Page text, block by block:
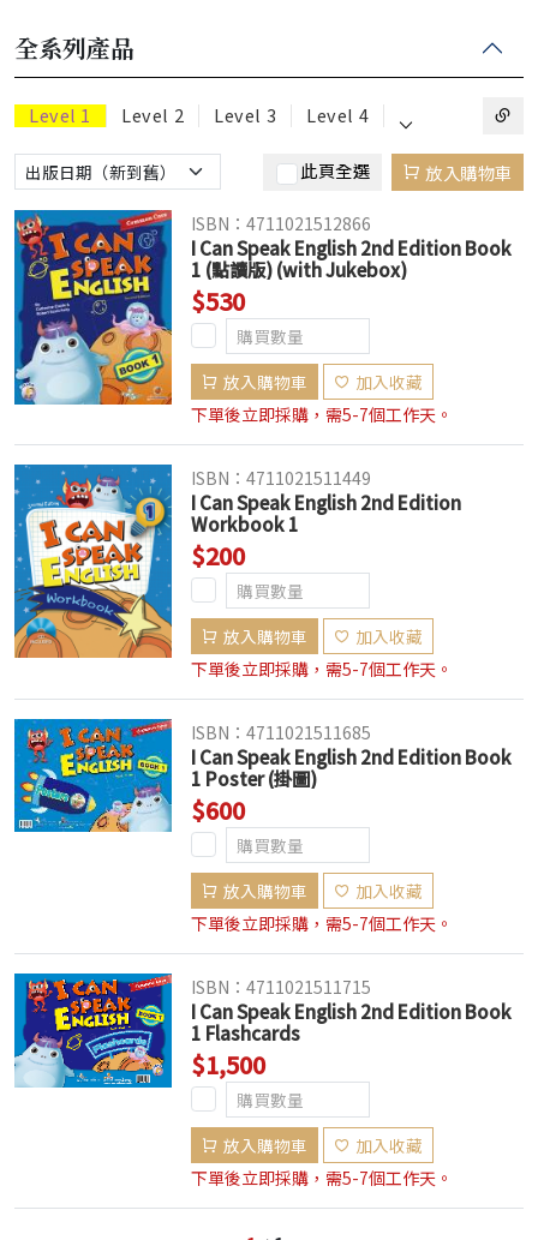
全系列產品
Level 1 Level 2 Level 3 Level 4 ⌵
此頁全選 放入購物車
ISBN：4711021512866
I Can Speak English 2nd Edition Book
1 (點讀版) (with Jukebox)
$530
放入購物車
加入收藏
下單後立即採購，需5-7個工作天。
ISBN：4711021511449
I Can Speak English 2nd Edition
Workbook 1
$200
放入購物車
加入收藏
下單後立即採購，需5-7個工作天。
ISBN：4711021511685
I Can Speak English 2nd Edition Book
1 Poster (掛圖)
$600
放入購物車
加入收藏
下單後立即採購，需5-7個工作天。
ISBN：4711021511715
I Can Speak English 2nd Edition Book
1 Flashcards
$1,500
放入購物車
加入收藏
下單後立即採購，需5-7個工作天。